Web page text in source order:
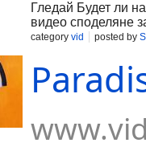
Гледай Будет ли
видео споделяне
category vid posted by